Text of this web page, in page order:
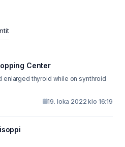
Center
enlarged thyroid while on synthroid
19. loka 2022 klo 16:19